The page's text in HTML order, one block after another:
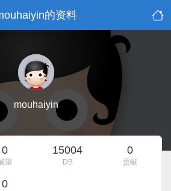
的资料
mouhaiyin
0
望
15004
DB
0
贡献
0